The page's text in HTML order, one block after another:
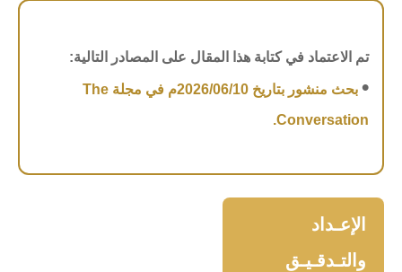
تم الاعتماد في كتابة هذا المقال على المصادر التالية:
•
بحث منشور بتاريخ 2026/06/10م في مجلة The
Conversation.
الإعـداد
والتـدقـيـق